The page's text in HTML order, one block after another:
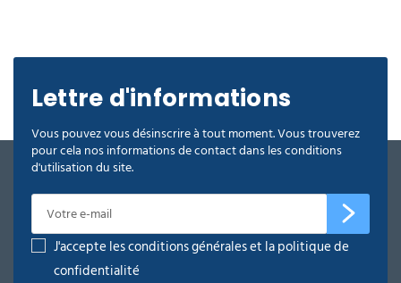
Lettre d'informations
Vous pouvez vous désinscrire à tout moment. Vous trouverez
pour cela nos informations de contact dans les conditions
d'utilisation du site.
J'accepte les conditions générales et la politique de
confidentialité